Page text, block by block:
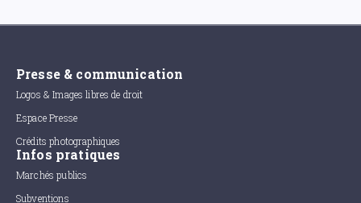
Presse & communication
Logos & Images libres de droit
Espace Presse
Crédits photographiques
Infos pratiques
Marchés publics
Subventions